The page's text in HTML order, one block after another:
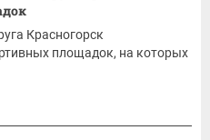
Красногорск
площадок, на которых